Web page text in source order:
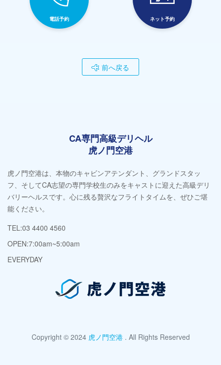
電話予約 ネット予約
前へ戻る
CA専門高級デリヘル
虎ノ門空港
虎ノ門空港は、本物のキャビンアテンダント、グランドスタッ
フ、そしてCA志望の専門学校生のみをキャストに迎えた高級デリ
バリーヘルスです。心に残る贅沢なフライトタイムを、ぜひご堪
能ください。
TEL:03 4400 4560
OPEN:7:00am~5:00am
EVERYDAY
Copyright © 2024 虎ノ門空港. All Rights Reserved